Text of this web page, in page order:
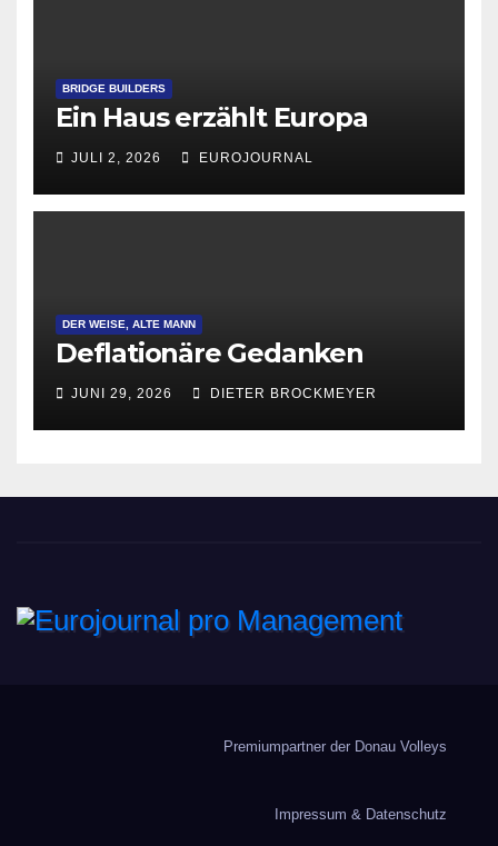
BRIDGE BUILDERS
Ein Haus erzählt Europa
JULI 2, 2026 EUROJOURNAL
DER WEISE, ALTE MANN
Deflationäre Gedanken
JUNI 29, 2026 DIETER BROCKMEYER
Premiumpartner der Donau Volleys
Impressum & Datenschutz